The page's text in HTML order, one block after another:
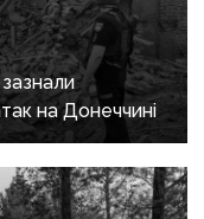
на Донеччині